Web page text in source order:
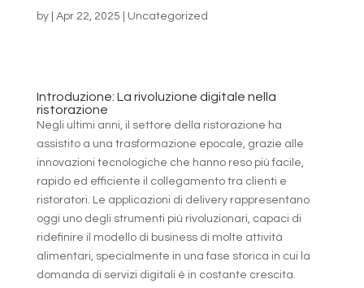
by Apr 22, 2025 Uncategorized
Introduzione: La rivoluzione digitale nella
ristorazione
Negli ultimi anni, il settore della ristorazione ha
assistito a una trasformazione epocale, grazie alle
innovazioni tecnologiche che hanno reso più facile,
rapido ed efficiente il collegamento tra clienti e
ristoratori. Le applicazioni di delivery rappresentano
oggi uno degli strumenti più rivoluzionari, capaci di
ridefinire il modello di business di molte attività
alimentari, specialmente in una fase storica in cui la
domanda di servizi digitali è in costante crescita.